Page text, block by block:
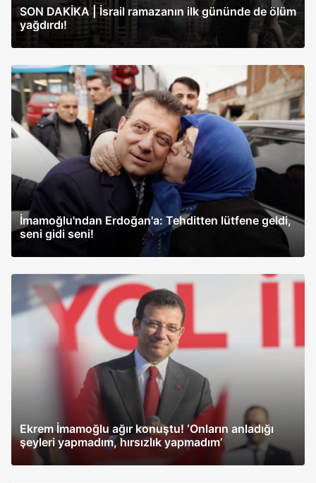
SON DAKİKA | İsrail ramazanın ilk gününde de ölüm
yağdırdı!
İmamoğlu'ndan Erdoğan'a: Tehditten lütfene geldi,
seni gidi seni!
Ekrem İmamoğlu ağır konuştu! ‘Onların anladığı
şeyleri yapmadım, hırsızlık yapmadım’